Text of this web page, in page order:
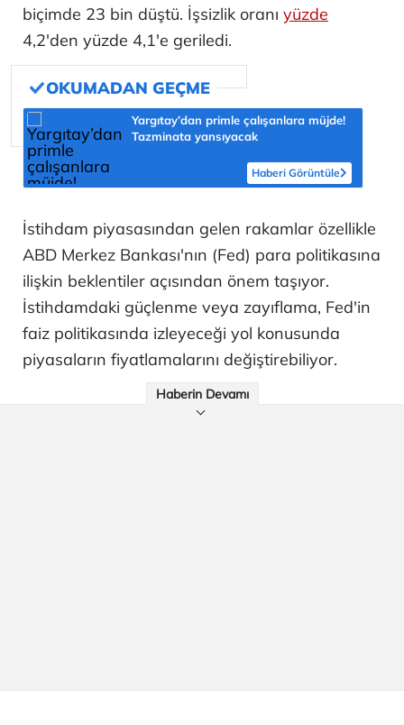
biçimde 23 bin düştü. İşsizlik oranı yüzde
4,2'den yüzde 4,1'e geriledi.
Yargıtay’dan primle çalışanlara müjde!
Tazminata yansıyacak
Haberi Görüntüle
İstihdam piyasasından gelen rakamlar özellikle
ABD Merkez Bankası'nın (Fed) para politikasına
ilişkin beklentiler açısından önem taşıyor.
İstihdamdaki güçlenme veya zayıflama, Fed'in
faiz politikasında izleyeceği yol konusunda
piyasaların fiyatlamalarını değiştirebiliyor.
Haberin Devamı